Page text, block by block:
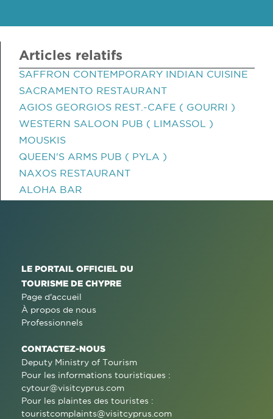
Articles relatifs
SAFFRON CONTEMPORARY INDIAN CUISINE
SACRAMENTO RESTAURANT
AGIOS GEORGIOS REST.-CAFE ( GOURRI )
WESTERN SALOON PUB ( LIMASSOL )
MOUSKIS
QUEEN'S ARMS PUB ( PYLA )
NAXOS RESTAURANT
ALOHA BAR
LE PORTAIL OFFICIEL DU
TOURISME DE CHYPRE
Page d'accueil
À propos de nous
Professionnels
CONTACTEZ-NOUS
Deputy Ministry of Tourism
Pour les informations touristiques :
cytour@visitcyprus.com
Pour les plaintes des touristes :
touristcomplaints@visitcyprus.com